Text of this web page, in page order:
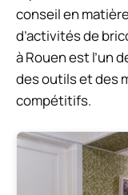
conseil en
d’activités de
à Rouen est l’un
des outils et des
compétitifs.